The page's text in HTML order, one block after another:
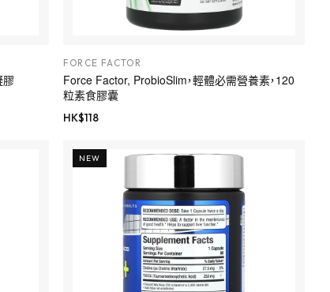
膠
FORCE FACTOR
Force Factor, ProbioSlim，輕體必需營養素，120
粒素食膠囊
HK$118
NEW